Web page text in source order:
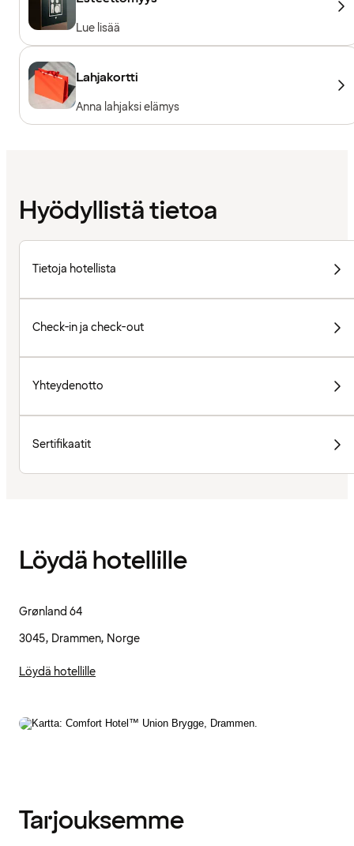
Lue lisää
Lahjakortti
Anna lahjaksi elämys
Hyödyllistä tietoa
Tietoja hotellista
Check-in ja check-out
Yhteydenotto
Sertifikaatit
Löydä hotellille
Grønland 64
3045, Drammen, Norge
Löydä hotellille
Tarjouksemme